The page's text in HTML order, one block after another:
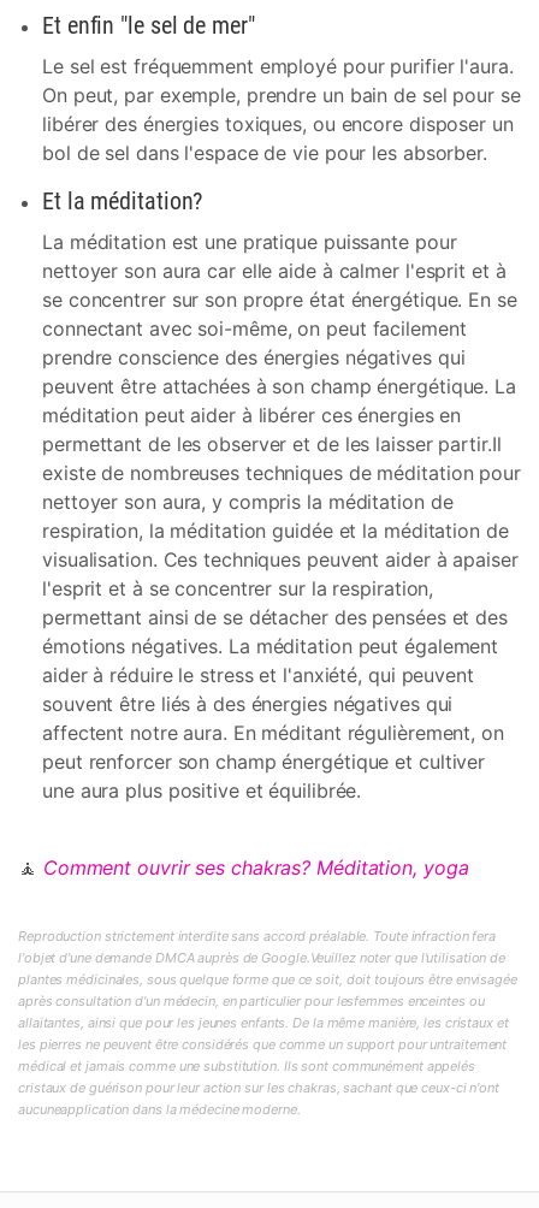
Et enfin "le sel de mer"
Le sel est fréquemment employé pour purifier l'aura.
On peut, par exemple, prendre un bain de sel pour se
libérer des énergies toxiques, ou encore disposer un
bol de sel dans l'espace de vie pour les absorber.
Et la méditation?
La méditation est une pratique puissante pour
nettoyer son aura car elle aide à calmer l'esprit et à
se concentrer sur son propre état énergétique. En se
connectant avec soi-même, on peut facilement
prendre conscience des énergies négatives qui
peuvent être attachées à son champ énergétique. La
méditation peut aider à libérer ces énergies en
permettant de les observer et de les laisser partir.Il
existe de nombreuses techniques de méditation pour
nettoyer son aura, y compris la méditation de
respiration, la méditation guidée et la méditation de
visualisation. Ces techniques peuvent aider à apaiser
l'esprit et à se concentrer sur la respiration,
permettant ainsi de se détacher des pensées et des
émotions négatives. La méditation peut également
aider à réduire le stress et l'anxiété, qui peuvent
souvent être liés à des énergies négatives qui
affectent notre aura. En méditant régulièrement, on
peut renforcer son champ énergétique et cultiver
une aura plus positive et équilibrée.
🧘 Comment ouvrir ses chakras? Méditation, yoga
Reproduction strictement interdite sans accord préalable. Toute infraction fera
l'objet d'une demande DMCA auprès de Google.Veuillez noter que l'utilisation de
plantes médicinales, sous quelque forme que ce soit, doit toujours être envisagée
après consultation d'un médecin, en particulier pour lesfemmes enceintes ou
allaitantes, ainsi que pour les jeunes enfants. De la même manière, les cristaux et
les pierres ne peuvent être considérés que comme un support pour untraitement
médical et jamais comme une substitution. Ils sont communément appelés
cristaux de guérison pour leur action sur les chakras, sachant que ceux-ci n'ont
aucuneapplication dans la médecine moderne.